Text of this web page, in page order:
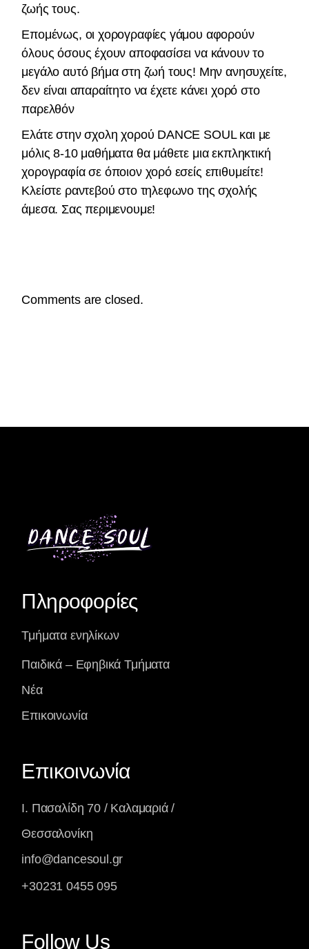
ζωής τους.
Επομένως, οι χορογραφίες γάμου αφορούν
όλους όσους έχουν αποφασίσει να κάνουν το
μεγάλο αυτό βήμα στη ζωή τους! Μην ανησυχείτε,
δεν είναι απαραίτητο να έχετε κάνει χορό στο
παρελθόν
Ελάτε στην σχολη χορού DANCE SOUL και με
μόλις 8-10 μαθήματα θα μάθετε μια εκπληκτική
χορογραφία σε όποιον χορό εσείς επιθυμείτε!
Κλείστε ραντεβού στο τηλεφωνο της σχολής
άμεσα. Σας περιμενουμε!
Comments are closed.
Πληροφορίες
Τμήματα ενηλίκων
Παιδικά – Εφηβικά Τμήματα
Νέα
Επικοινωνία
Επικοινωνία
Ι. Πασαλίδη 70 / Καλαμαριά /
Θεσσαλονίκη
info@dancesoul.gr
+30231 0455 095
Follow Us